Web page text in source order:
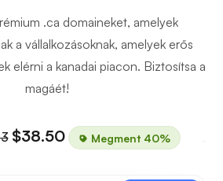
.ca domaineket, amelyek
a vállalkozásoknak, amelyek erős
elérni a kanadai piacon. Biztosítsa a
magáét!
$38.50 Megment 40%